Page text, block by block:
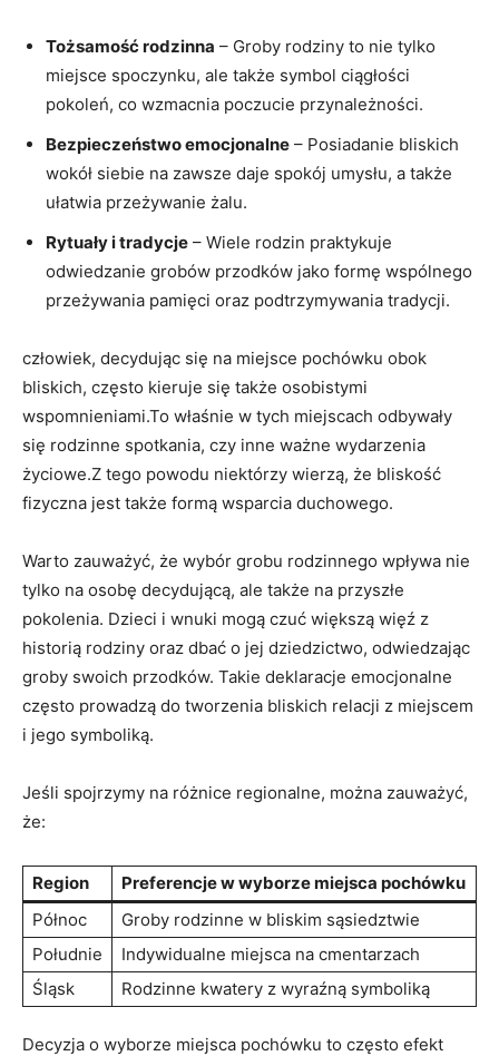
Tożsamość rodzinna – Groby rodziny to nie tylko
miejsce spoczynku, ale także symbol ciągłości
pokoleń, co wzmacnia poczucie przynależności.
Bezpieczeństwo emocjonalne – Posiadanie bliskich
wokół siebie na zawsze daje spokój umysłu, a także
ułatwia przeżywanie żalu.
Rytuały i tradycje – Wiele rodzin praktykuje
odwiedzanie grobów przodków jako formę wspólnego
przeżywania pamięci oraz podtrzymywania tradycji.
człowiek, decydując się na miejsce pochówku obok
bliskich, często kieruje się także osobistymi
wspomnieniami.To właśnie w tych miejscach odbywały
się rodzinne spotkania, czy inne ważne wydarzenia
życiowe.Z tego powodu niektórzy wierzą, że bliskość
fizyczna jest także formą wsparcia duchowego.
Warto zauważyć, że wybór grobu rodzinnego wpływa nie
tylko na osobę decydującą, ale także na przyszłe
pokolenia. Dzieci i wnuki mogą czuć większą więź z
historią rodziny oraz dbać o jej dziedzictwo, odwiedzając
groby swoich przodków. Takie deklaracje emocjonalne
często prowadzą do tworzenia bliskich relacji z miejscem
i jego symboliką.
Jeśli spojrzymy na różnice regionalne, można zauważyć,
że:
Region
Preferencje w wyborze miejsca pochówku
Północ
Groby rodzinne w bliskim sąsiedztwie
Południe
Indywidualne miejsca na cmentarzach
Śląsk
Rodzinne kwatery z wyraźną symboliką
Decyzja o wyborze miejsca pochówku to często efekt